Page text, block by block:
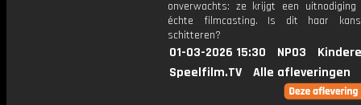
onverwachts: ze krijgt een
échte filmcasting. Is dit haar
schitteren?
01-03-2026 15:30 NPO3
Speelfilm.TV
Alle afleveringen